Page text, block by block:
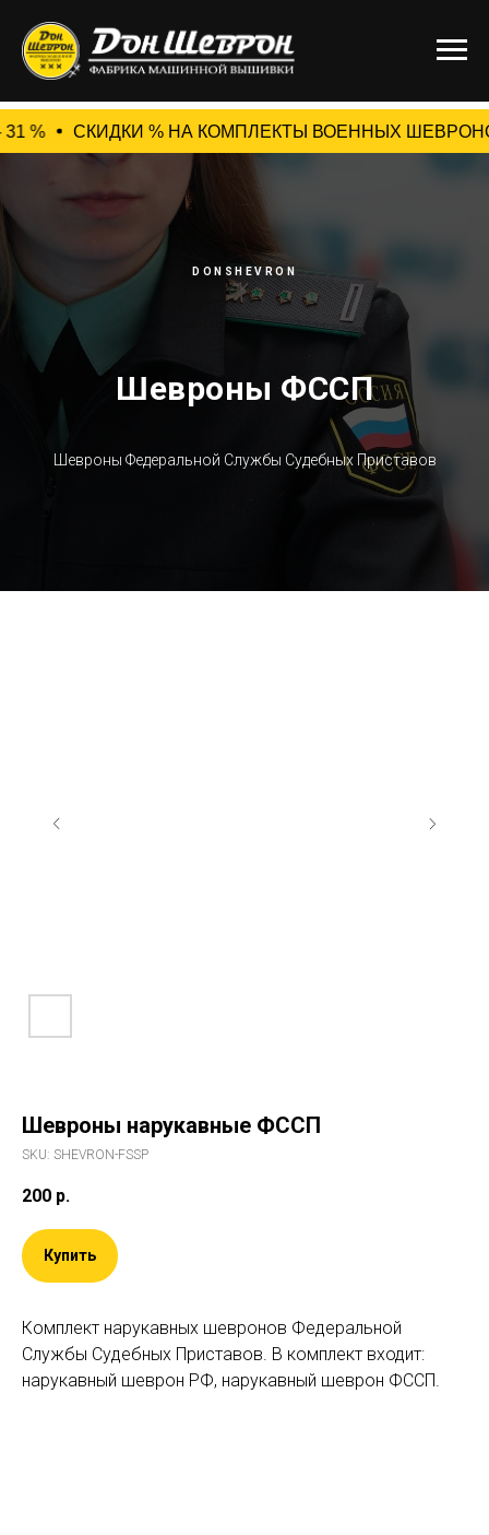
% НА КОМПЛЕКТЫ ВОЕННЫХ ШЕВРОНОВ: от 10
DONSHEVRON
Шевроны ФССП
Шевроны Федеральной Службы Судебных Приставов
Шевроны нарукавные ФССП
SKU: SHEVRON-FSSP
200 р.
Купить
Комплект нарукавных шевронов Федеральной
Службы Судебных Приставов. В комплект входит:
нарукавный шеврон РФ, нарукавный шеврон ФССП.